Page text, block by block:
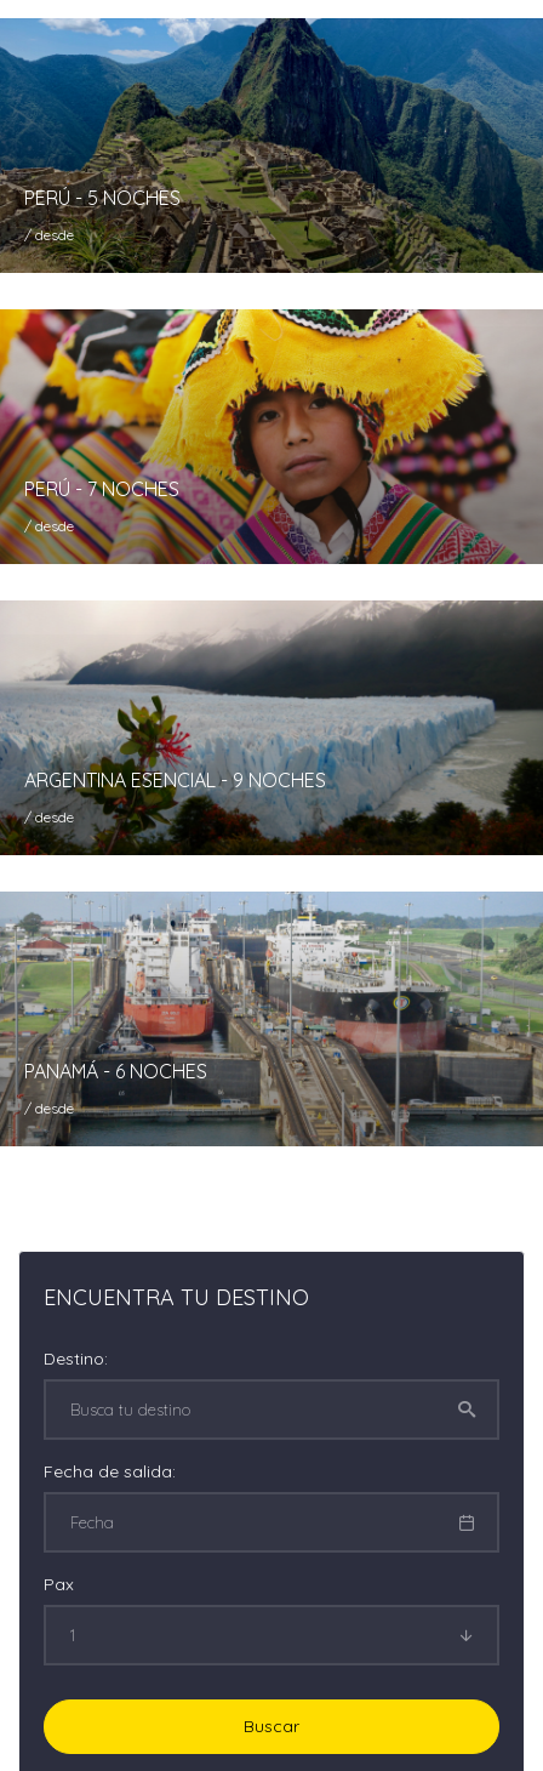
PERÚ - 5 NOCHES
/ desde
PERÚ - 7 NOCHES
/ desde
ARGENTINA ESENCIAL - 9 NOCHES
/ desde
PANAMÁ - 6 NOCHES
/ desde
ENCUENTRA TU DESTINO
Destino:
Fecha de salida:
Pax